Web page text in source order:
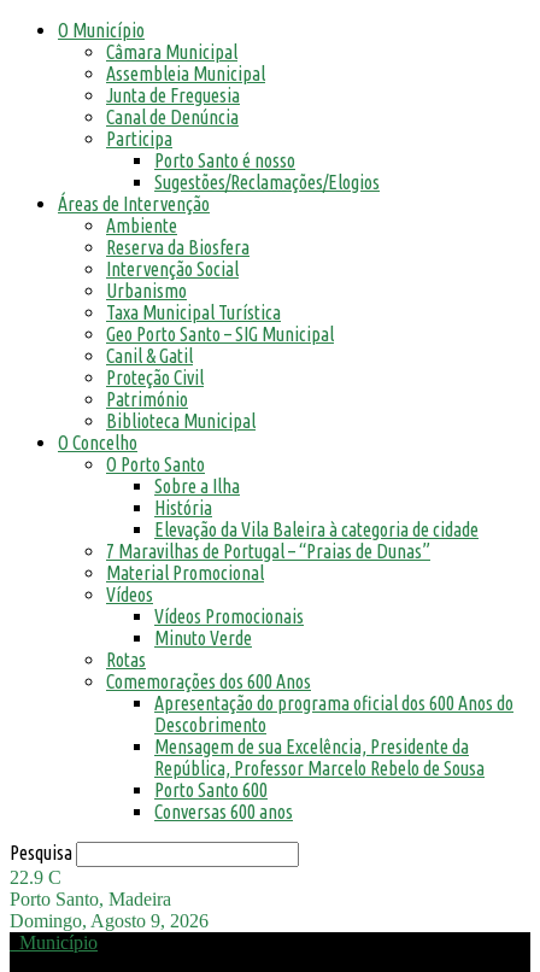
O Município
Câmara Municipal
Assembleia Municipal
Junta de Freguesia
Canal de Denúncia
Participa
Porto Santo é nosso
Sugestões/Reclamações/Elogios
Áreas de Intervenção
Ambiente
Reserva da Biosfera
Intervenção Social
Urbanismo
Taxa Municipal Turística
Geo Porto Santo – SIG Municipal
Canil & Gatil
Proteção Civil
Património
Biblioteca Municipal
O Concelho
O Porto Santo
Sobre a Ilha
História
Elevação da Vila Baleira à categoria de cidade
7 Maravilhas de Portugal – “Praias de Dunas”
Material Promocional
Vídeos
Vídeos Promocionais
Minuto Verde
Rotas
Comemorações dos 600 Anos
Apresentação do programa oficial dos 600 Anos do
Descobrimento
Mensagem de sua Excelência, Presidente da
República, Professor Marcelo Rebelo de Sousa
Porto Santo 600
Conversas 600 anos
Pesquisa
22.9 C
Porto Santo, Madeira
Domingo, Agosto 9, 2026
Município